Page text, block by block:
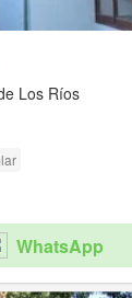
Los Ríos
WhatsApp